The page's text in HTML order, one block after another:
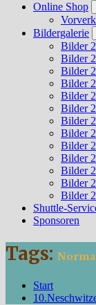
Online Shop
Bildergalerie
Bilder
Bilder
Bilder
Bilder
Bilder
Bilder
Bilder
Bilder
Bilder
Bilder
Bilder
Bilder
Bilder
Shuttle-
Sponsoren
Tags:
Start